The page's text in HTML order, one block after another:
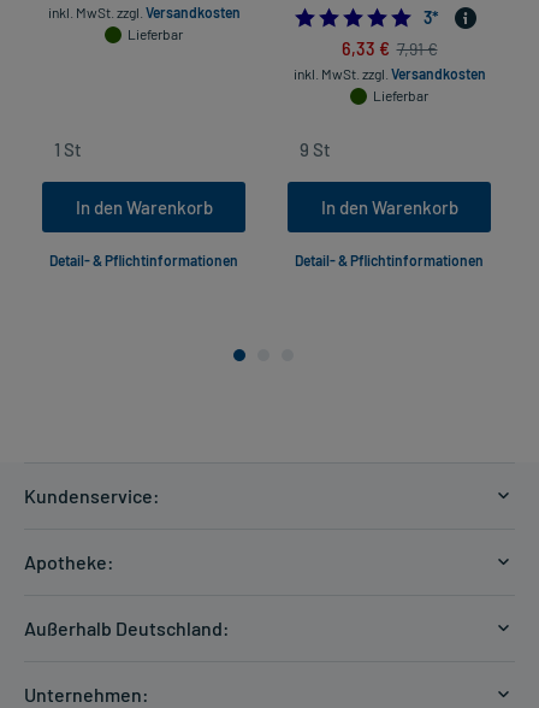
inkl. MwSt. zzgl. Versandkosten
Lieferbar
In den Warenkorb
Detail- & Pflichtinformationen
5.0
3*
6,33 € 7,91 €
inkl. MwSt. zzgl. Versandkosten
Lieferbar
In den Warenkorb
Detail- & Pflichtinformationen
Kundenservice:
Hilfe
Apotheke:
Außerhalb Deutschland:
Unternehmen: